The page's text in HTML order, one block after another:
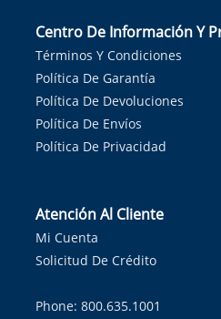
Centro De Información Y
Términos Y Condiciones
Política De Garantía
Política De Devoluciones
Política De Envíos
Política De Privacidad
Atención Al Cliente
Mi Cuenta
Solicitud De Crédito
Phone: 800.635.1001